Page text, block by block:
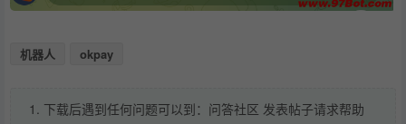
机器人 okpay
1. 下载后遇到任何问题可以到：问答社区 发表帖子请求帮助